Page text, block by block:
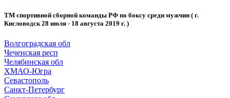
ТМ спортивной сборной команды РФ по боксу среди мужчин ( г.
Кисловодск 28 июля - 18 августа 2019 г. )
Волгоградская обл
Чеченская респ
Челябинская обл
ХМАО-Югра
Севастополь
Санкт-Петербург